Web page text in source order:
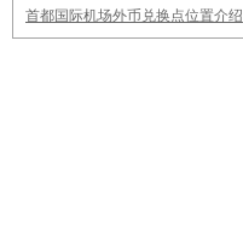
首都国际机场外币兑换点位置介绍